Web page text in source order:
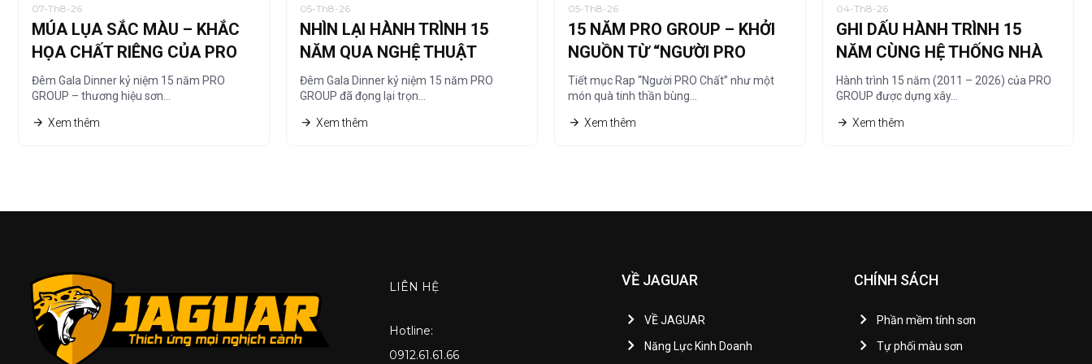
07-Th8-26
MÚA LỤA SẮC MÀU – KHẮC
HỌA CHẤT RIÊNG CỦA PRO
GROUP
Đêm Gala Dinner kỷ niệm 15 năm PRO
GROUP – thương hiệu sơn…
Xem thêm
05-Th8-26
NHÌN LẠI HÀNH TRÌNH 15
NĂM QUA NGHỆ THUẬT
TRANH CÁT
Đêm Gala Dinner kỷ niệm 15 năm PRO
GROUP đã đọng lại trọn…
Xem thêm
05-Th8-26
15 NĂM PRO GROUP – KHỞI
NGUỒN TỪ “NGƯỜI PRO
CHẤT”
Tiết mục Rap “Người PRO Chất” như một
món quà tinh thần bùng…
Xem thêm
04-Th8-26
GHI DẤU HÀNH TRÌNH 15
NĂM CÙNG HỆ THỐNG NHÀ
PHÂN PHỐI
Hành trình 15 năm (2011 – 2026) của PRO
GROUP được dựng xây…
Xem thêm
LIÊN HỆ
Hotline:
0912.61.61.66
VỀ JAGUAR
VỀ JAGUAR
Năng Lực Kinh Doanh
CHÍNH SÁCH
Phần mềm tính sơn
Tự phối màu sơn